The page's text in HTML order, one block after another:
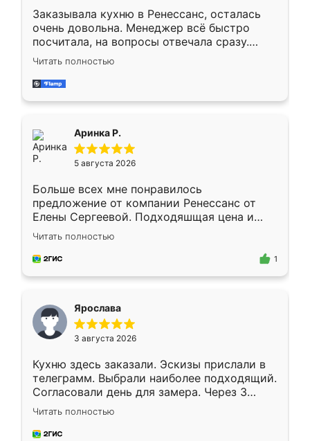
Заказывала кухню в Ренессанс, осталась
очень довольна. Менеджер всё быстро
посчитала, на вопросы отвечала сразу.
Замерщик приехал в субботу, подошёл к
делу со всей ответственностью. Собрали
за день, ребята работали аккуратно, даже
Читать полностью
Аринка Р.
5 августа 2026
Больше всех мне понравилось
предложение от компании Ренессанс от
Елены Сергеевой. Подходяшщая цена и
короткие сроки изготовления. Приехавший
для замера сотрудник Владислав
предложил по моему эскизу самый
Читать полностью
1
Ярослава
3 августа 2026
Кухню здесь заказали. Эскизы прислали в
телеграмм. Выбрали наиболее подходящий.
Согласовали день для замера. Через 3
недели кухня была уже готова. Остались
довольны работой. Спасибо Ренессанс
мебель за качественную работу!
Читать полностью